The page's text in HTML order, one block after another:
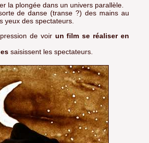
la plongée dans un univers parallèle.
de danse (transe ?) des mains au
yeux des spectateurs.
de voir un film se réaliser en
saisissent les spectateurs.